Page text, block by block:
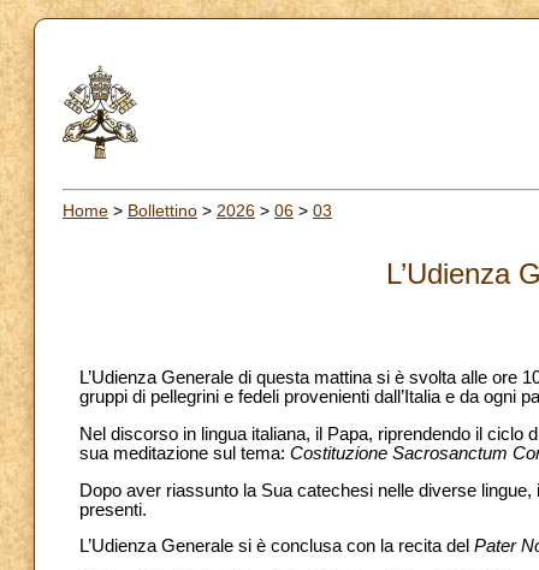
Home > Bollettino > 2026 > 06 > 03
L’Udienza
L’Udienza Generale di questa mattina si è svolta alle ore
gruppi di pellegrini e fedeli provenienti dall’Italia e da ogni
Nel discorso in lingua italiana, il Papa, riprendendo il ciclo
sua meditazione sul tema: Costituzione Sacrosanctum
Dopo aver riassunto la Sua catechesi nelle diverse
presenti.
L’Udienza Generale si è conclusa con la recita del Pater